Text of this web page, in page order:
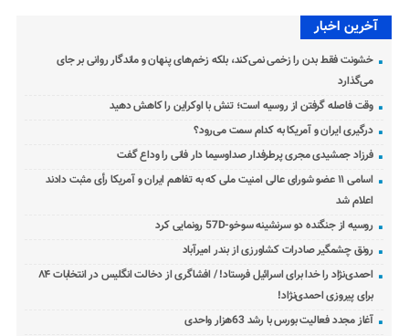
آخرین اخبار
خشونت فقط بدن را زخمی نمی‌کند، بلکه زخم‌های پنهان و ماندگار روانی بر جای
می‌گذارد
وقت فاصله گرفتن از روسیه است؛ تنش با اوکراین را کاهش دهید
درگیری ایران و آمریکا به کدام سمت می‌رود؟
فرزاد جمشیدی مجری پرطرفدار صداوسیما دار فانی را وداع گفت
اسامی ۱۱ عضو شورای عالی امنیت ملی که به تفاهم ایران و آمریکا رأی مثبت دادند
اعلام شد
روسیه از جنگنده دو سرنشینه سوخو-57D رونمایی کرد
رونق چشمگیر صادرات کشاورزی از بندر امیرآباد
احمدی‌نژاد را خدا برای اسرائیل فرستاد! / افشاگری از دخالت انگلیس در انتخابات ۸۴
برای پیروزی احمدی‌نژاد!
آغاز مجدد فعالیت بورس با رشد 63هزار واحدی